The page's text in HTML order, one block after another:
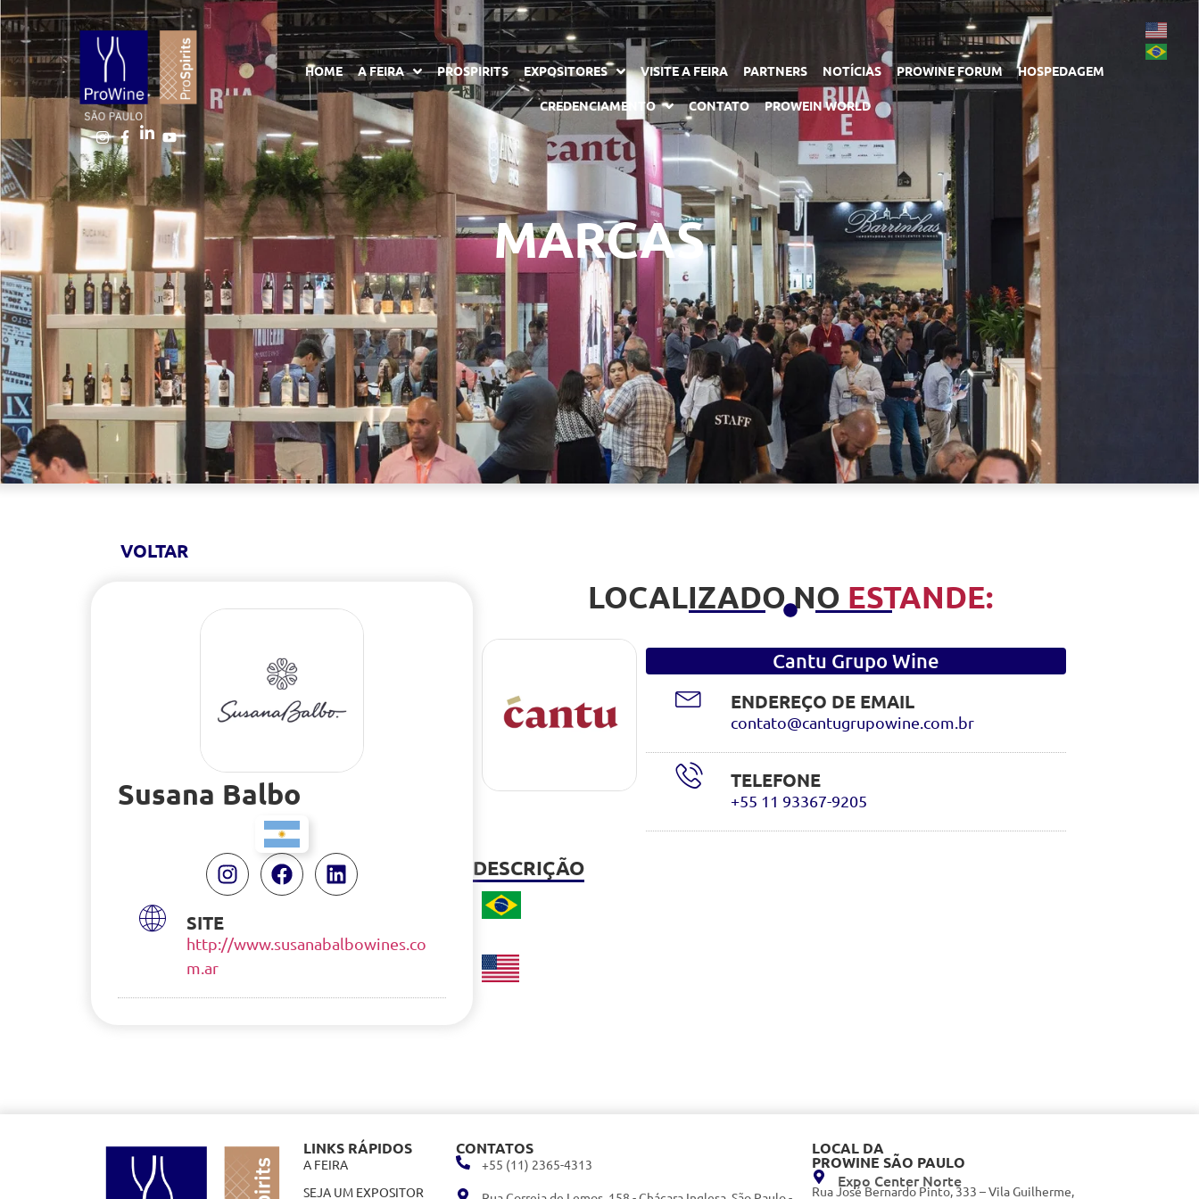
HOME A FEIRA PROSPIRITS EXPOSITORES VISITE A FEIRA PARTNERS NOTÍCIAS PROWINE FORUM HOSPEDAGEM
CREDENCIAMENTO CONTATO PROWEIN WORLD
MARCAS
VOLTAR
LOCALIZADO NO ESTANDE:
Cantu Grupo Wine
ENDEREÇO DE EMAIL
contato@cantugrupowine.com.br
TELEFONE
+55 11 93367-9205
DESCRIÇÃO
Susana Balbo
SITE
http://www.susanabalbowines.co
m.ar
LINKS RÁPIDOS
A FEIRA
SEJA UM EXPOSITOR
+55 (11) 2365-4313
CONTATOS LOCAL DA
PROWINE SÃO PAULO
Expo Center Norte
Rua José Bernardo Pinto, 333 – Vila Guilherme,